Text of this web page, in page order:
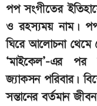
পপ সংগীতের
ও রহস্যময় নাম।
ঘিরে আলোচনা থেমে
‘মাইকেল’-এর
জ্যাকসন পরিবার।
সন্তানের বর্তমান